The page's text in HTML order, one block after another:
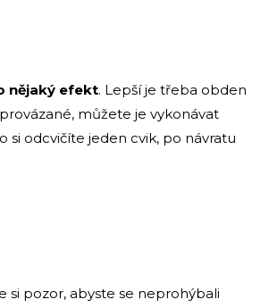
nějaký efekt. Lepší je třeba obden
můžete je vykonávat
odcvičíte jeden cvik, po návratu
si pozor, abyste se neprohýbali